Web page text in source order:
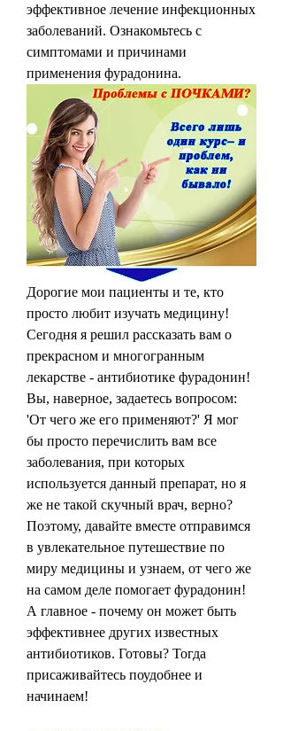
эффективное лечение инфекционных
заболеваний. Ознакомьтесь с
симптомами и причинами
применения фурадонина.
Дорогие мои пациенты и те, кто
просто любит изучать медицину!
Сегодня я решил рассказать вам о
прекрасном и многогранным
лекарстве - антибиотике фурадонин!
Вы, наверное, задаетесь вопросом:
'От чего же его применяют?' Я мог
бы просто перечислить вам все
заболевания, при которых
используется данный препарат, но я
же не такой скучный врач, верно?
Поэтому, давайте вместе отправимся
в увлекательное путешествие по
миру медицины и узнаем, от чего же
на самом деле помогает фурадонин!
А главное - почему он может быть
эффективнее других известных
антибиотиков. Готовы? Тогда
присаживайтесь поудобнее и
начинаем!